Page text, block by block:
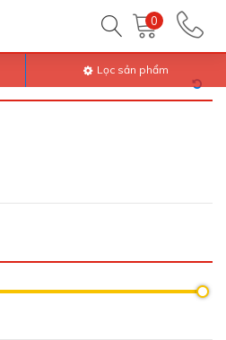
0
Bếp gas
Lọc sản phẩm